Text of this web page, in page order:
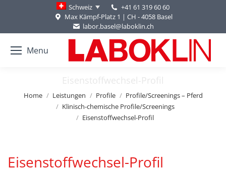
Schweiz
+41 61 319 60 60
Max Kämpf-Platz 1 | CH - 4058 Basel
labor.basel@laboklin.ch
Menu
Eisenstoffwechsel-Profil
You are here:
Home Leistungen Profile
Profile/Screenings – Pferd
Klinisch-chemische Profile/Screenings
Eisenstoffwechsel-Profil
Eisenstoffwechsel-Profil